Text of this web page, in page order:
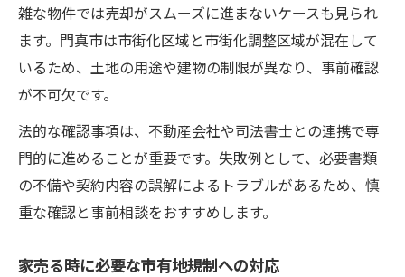
雑な物件では売却がスムーズに進まないケースも見られ
ます。門真市は市街化区域と市街化調整区域が混在して
いるため、土地の用途や建物の制限が異なり、事前確認
が不可欠です。
法的な確認事項は、不動産会社や司法書士との連携で専
門的に進めることが重要です。失敗例として、必要書類
の不備や契約内容の誤解によるトラブルがあるため、慎
重な確認と事前相談をおすすめします。
家売る時に必要な市有地規制への対応